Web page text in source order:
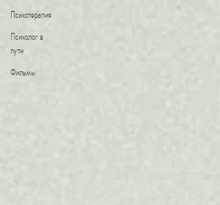
Психотерапия
Психолог в
пути
Фильмы